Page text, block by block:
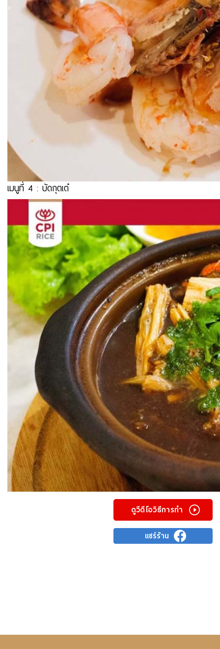
เมนูที่ 4 : บัดกุตเต๋
ดูวีดีโอวิธีการทำ
แชร์ร้าน